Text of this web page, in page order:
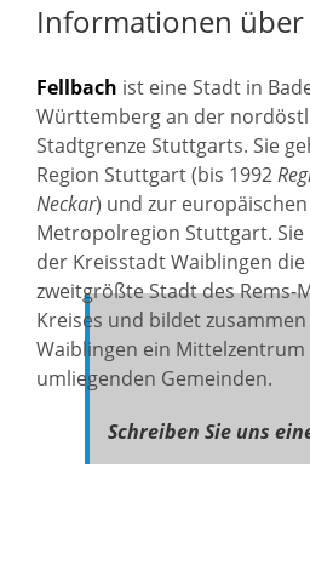
Informationen über
Fellbach ist eine Stadt in
Württemberg an der
Stadtgrenze Stuttgarts. Sie
Region Stuttgart (bis 1992
Neckar) und zur europäischen
Metropolregion Stuttgart. Sie
der Kreisstadt Waiblingen die
zweitgrößte Stadt des Rems-
Kreises und bildet
Waiblingen ein
umliegenden Gemeinden.
Schreiben Sie uns